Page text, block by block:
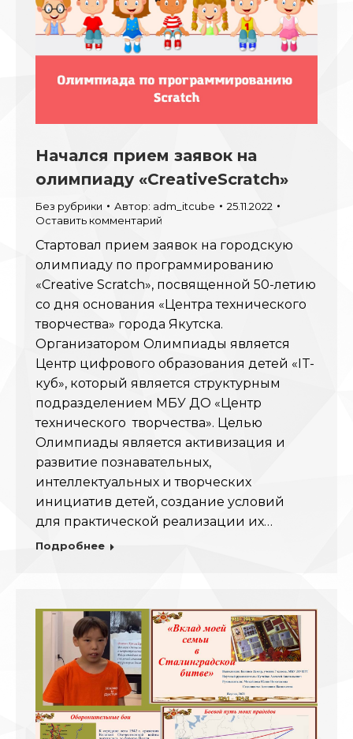
Начался прием заявок на
олимпиаду «СreativeScratch»
Без рубрики Автор: adm_itcube
25.11.2022
Оставить комментарий
Стартовал прием заявок на городскую
олимпиаду по программированию
«Сreative Scratch», посвященной 50-летию
со дня основания «Центра технического
творчества» города Якутска.
Организатором Олимпиады является
Центр цифрового образования детей «IT-
куб», который является структурным
подразделением МБУ ДО «Центр
технического творчества». Целью
Олимпиады является активизация и
развитие познавательных,
интеллектуальных и творческих
инициатив детей, создание условий
для практической реализации их…
Подробнее